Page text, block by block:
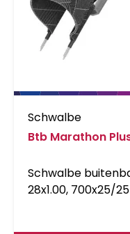
Schwalbe
Btb Marathon
Schwalbe
28x1.00, 700x25/